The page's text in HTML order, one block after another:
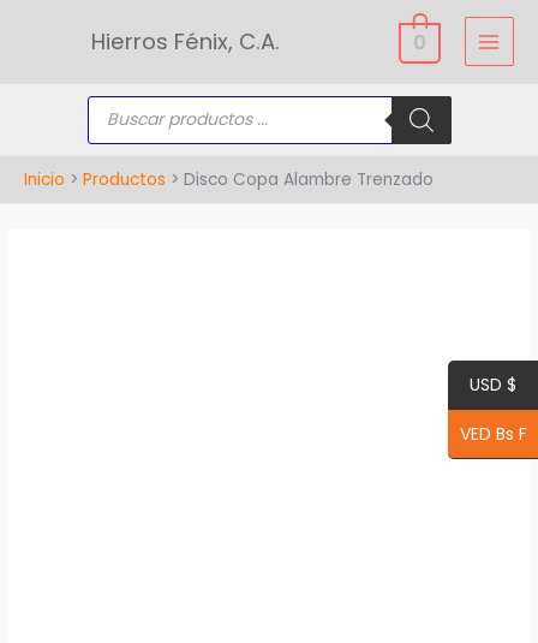
Hierros Fénix, C.A. 0
Búsqueda
productos
Inicio Productos Disco Copa Alambre Trenzado
USD $
VED Bs F